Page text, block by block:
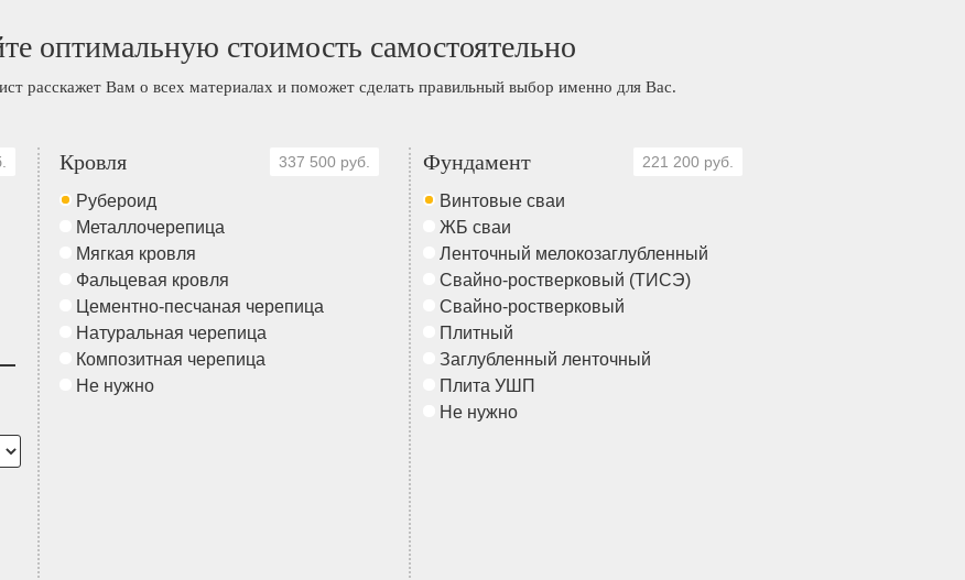
оптимальную стоимость самостоятельно
расскажет Вам о всех материалах и поможет сделать правильный выбор именно для Вас.
Кровля 337 500 руб.
Рубероид
Металлочерепица
Мягкая кровля
Фальцевая кровля
Цементно-песчаная черепица
Натуральная черепица
Композитная черепица
Не нужно
Фундамент 221 200 руб.
Винтовые сваи
ЖБ сваи
Ленточный мелокозаглубленный
Свайно-ростверковый (ТИСЭ)
Свайно-ростверковый
Плитный
Заглубленный ленточный
Плита УШП
Не нужно